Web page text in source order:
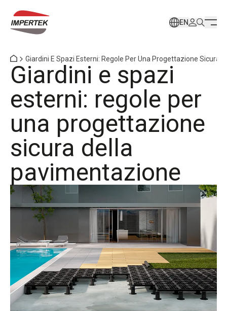
EN
Giardini E Spazi Esterni: Regole Per Una Progettazione Sicura
Giardini e spazi
esterni: regole per
una progettazione
sicura della
pavimentazione